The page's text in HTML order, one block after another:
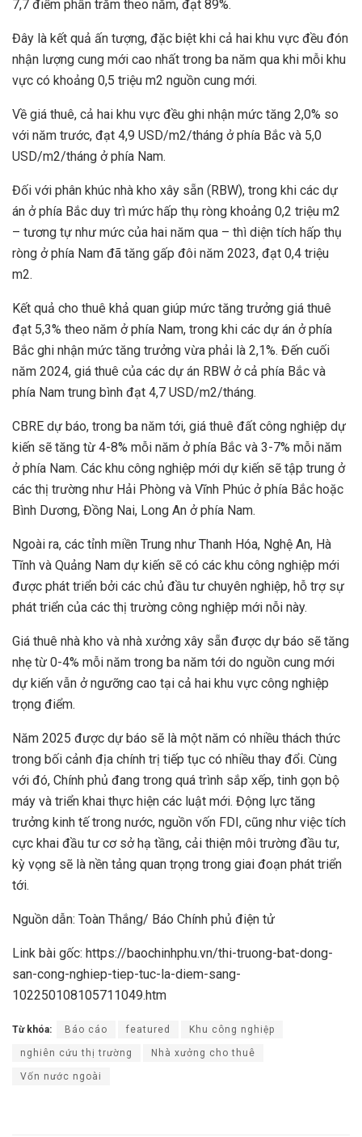
7,7 điểm phần trăm theo năm, đạt 89%.
Đây là kết quả ấn tượng, đặc biệt khi cả hai khu vực đều đón
nhận lượng cung mới cao nhất trong ba năm qua khi mỗi khu
vực có khoảng 0,5 triệu m2 nguồn cung mới.
Về giá thuê, cả hai khu vực đều ghi nhận mức tăng 2,0% so
với năm trước, đạt 4,9 USD/m2/tháng ở phía Bắc và 5,0
USD/m2/tháng ở phía Nam.
Đối với phân khúc nhà kho xây sẵn (RBW), trong khi các dự
án ở phía Bắc duy trì mức hấp thụ ròng khoảng 0,2 triệu m2
– tương tự như mức của hai năm qua – thì diện tích hấp thụ
ròng ở phía Nam đã tăng gấp đôi năm 2023, đạt 0,4 triệu
m2.
Kết quả cho thuê khả quan giúp mức tăng trưởng giá thuê
đạt 5,3% theo năm ở phía Nam, trong khi các dự án ở phía
Bắc ghi nhận mức tăng trưởng vừa phải là 2,1%. Đến cuối
năm 2024, giá thuê của các dự án RBW ở cả phía Bắc và
phía Nam trung bình đạt 4,7 USD/m2/tháng.
CBRE dự báo, trong ba năm tới, giá thuê đất công nghiệp dự
kiến sẽ tăng từ 4-8% mỗi năm ở phía Bắc và 3-7% mỗi năm
ở phía Nam. Các khu công nghiệp mới dự kiến sẽ tập trung ở
các thị trường như Hải Phòng và Vĩnh Phúc ở phía Bắc hoặc
Bình Dương, Đồng Nai, Long An ở phía Nam.
Ngoài ra, các tỉnh miền Trung như Thanh Hóa, Nghệ An, Hà
Tĩnh và Quảng Nam dự kiến sẽ có các khu công nghiệp mới
được phát triển bởi các chủ đầu tư chuyên nghiệp, hỗ trợ sự
phát triển của các thị trường công nghiệp mới nỗi này.
Giá thuê nhà kho và nhà xưởng xây sẵn được dự báo sẽ tăng
nhẹ từ 0-4% mỗi năm trong ba năm tới do nguồn cung mới
dự kiến vẫn ở ngưỡng cao tại cả hai khu vực công nghiệp
trọng điểm.
Năm 2025 được dự báo sẽ là một năm có nhiều thách thức
trong bối cảnh địa chính trị tiếp tục có nhiều thay đổi. Cùng
với đó, Chính phủ đang trong quá trình sắp xếp, tinh gọn bộ
máy và triển khai thực hiện các luật mới. Động lực tăng
trưởng kinh tế trong nước, nguồn vốn FDI, cũng như việc tích
cực khai đầu tư cơ sở hạ tầng, cải thiện môi trường đầu tư,
kỳ vọng sẽ là nền tảng quan trọng trong giai đoạn phát triển
tới.
Nguồn dẫn: Toàn Thắng/ Báo Chính phủ điện tử
Link bài gốc: https://baochinhphu.vn/thi-truong-bat-dong-
san-cong-nghiep-tiep-tuc-la-diem-sang-
102250108105711049.htm
Từ khóa: Báo cáo featured Khu công nghiệp
nghiên cứu thị trường Nhà xưởng cho thuê
Vốn nước ngoài